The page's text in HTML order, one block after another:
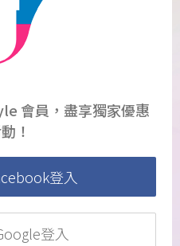
會員，盡享獨家優惠
！
登入
登入